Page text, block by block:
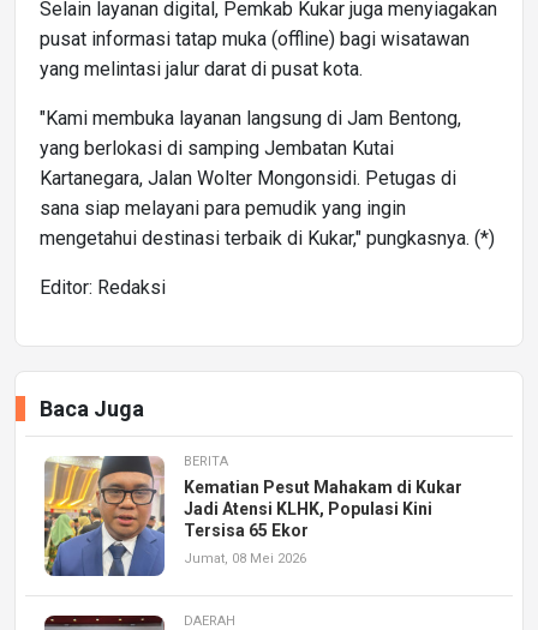
Selain layanan digital, Pemkab Kukar juga menyiagakan
pusat informasi tatap muka (offline) bagi wisatawan
yang melintasi jalur darat di pusat kota.
"Kami membuka layanan langsung di Jam Bentong,
yang berlokasi di samping Jembatan Kutai
Kartanegara, Jalan Wolter Mongonsidi. Petugas di
sana siap melayani para pemudik yang ingin
mengetahui destinasi terbaik di Kukar," pungkasnya. (*)
Editor: Redaksi
Baca Juga
BERITA
Kematian Pesut Mahakam di Kukar
Jadi Atensi KLHK, Populasi Kini
Tersisa 65 Ekor
Jumat, 08 Mei 2026
DAERAH